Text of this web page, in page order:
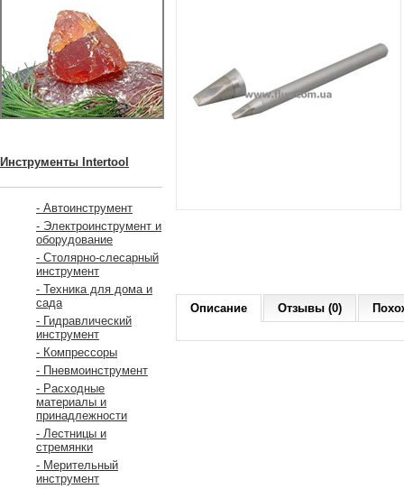
Инструменты Intertool
- Автоинструмент
- Электроинструмент и
оборудование
- Столярно-слесарный
инструмент
- Техника для дома и
сада
- Гидравлический
инструмент
- Компрессоры
- Пневмоинструмент
- Расходные
материалы и
принадлежности
- Лестницы и
стремянки
- Мерительный
инструмент
Описание Отзывы (0)